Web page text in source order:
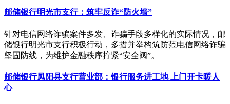
邮储银行明光市支行：筑牢反诈“防火墙”
针对电信网络诈骗案件多发、诈骗手段多样化的实际情况，邮
储银行明光市支行积极行动，多措并举构筑防范电信网络诈骗
坚固防线，为维护金融秩序拧紧“安全阀”。
邮储银行凤阳县支行营业部：银行服务进工地 上门开卡暖人
心